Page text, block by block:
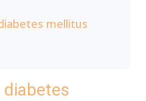
mellitus
diabetes